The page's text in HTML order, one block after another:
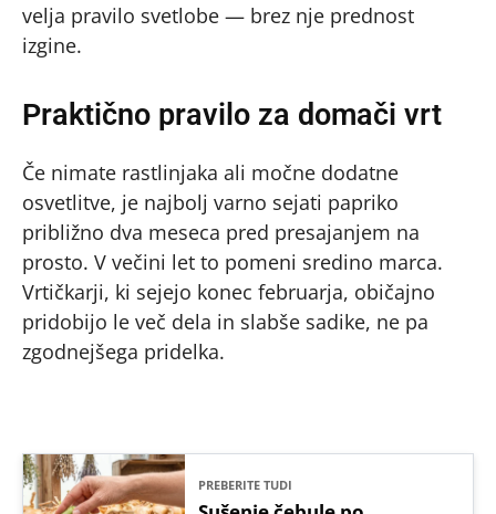
velja pravilo svetlobe — brez nje prednost
izgine.
Praktično pravilo za domači vrt
Če nimate rastlinjaka ali močne dodatne
osvetlitve, je najbolj varno sejati papriko
približno dva meseca pred presajanjem na
prosto. V večini let to pomeni sredino marca.
Vrtičkarji, ki sejejo konec februarja, običajno
pridobijo le več dela in slabše sadike, ne pa
zgodnejšega pridelka.
PREBERITE TUDI